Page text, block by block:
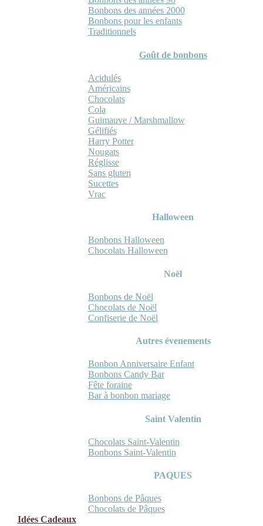
Bonbons des années 2000
Bonbons pour les enfants
Traditionnels
Goût de bonbons
Acidulés
Américains
Chocolats
Cola
Guimauve / Marshmallow
Gélifiés
Harry Potter
Nougats
Réglisse
Sans gluten
Sucettes
Vrac
Halloween
Bonbons Halloween
Chocolats Halloween
Noël
Bonbons de Noël
Chocolats de Noël
Confiserie de Noël
Autres évenements
Bonbon Anniversaire Enfant
Bonbons Candy Bar
Fête foraine
Bar à bonbon mariage
Saint Valentin
Chocolats Saint-Valentin
Bonbons Saint-Valentin
PAQUES
Bonbons de Pâques
Chocolats de Pâques
Idées Cadeaux